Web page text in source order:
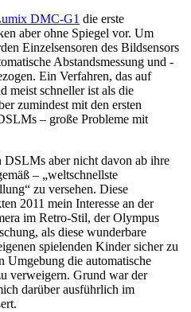
DMC-G1 die erste
aber ohne Spiegel vor. Um
Einzelsensoren des Bildsensors
Abstandsmessung und -
Ein Verfahren, das auf
meist schneller ist als die
zumindest mit den ersten
– große Probleme mit
DSLMs aber nicht davon ab ihre
– „weltschnellste
zu versehen. Diese
2011 mein Interesse an der
im Retro-Stil, der Olympus
als diese wunderbare
spielenden Kinder sicher zu
Umgebung die automatische
verweigern. Grund war der
darüber ausführlich im